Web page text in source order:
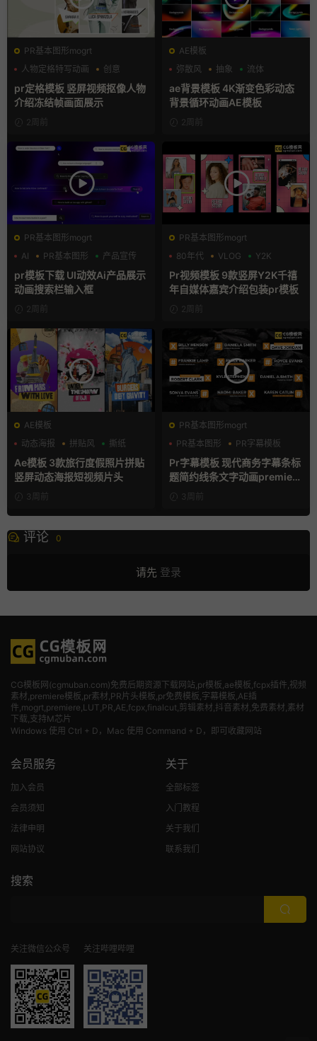
PR基本图形mogrt
人物定格特写动画
创意
动态海报
pr定格模板 竖屏视频抠像人物
介绍冻结帧画面展示
2周前
AE模板
弥散风
抽象 流体
ae背景模板 4K渐变色彩动态
背景循环动画AE模板
2周前
PR基本图形mogrt
AI
PR基本图形 产品宣传
pr模板下载 UI动效Ai产品展示
动画搜索栏输入框
2周前
PR基本图形mogrt
80年代
VLOG Y2K
Pr视频模板 9款竖屏Y2K千禧
年自媒体嘉宾介绍包装pr模板
2周前
AE模板
动态海报
拼贴风 撕纸
Ae模板 3款旅行度假照片拼贴
竖屏动态海报短视频片头
3周前
PR基本图形mogrt
PR基本图形
PR字幕模板
商务模板
Pr字幕模板 现代商务字幕条标
题简约线条文字动画premiere
模板3周前
评论 0
请先 登录
CG模板网(cgmuban.com)免费后期资源下载网站,pr模板,ae模板,fcpx插件,视频
素材 ,premiere模板,pr素材,PR片头模板,pr免费模板,字幕模板,AE插
件,mogrt,premiere,LUT,PR,AE,fcpx,finalcut,剪辑素材,抖音素材,免费素材,素材
下载,支持M芯片
Windows 使用 Ctrl + D，Mac 使用 Command + D，即可收藏网站
会员服务
加入会员
会员须知
法律申明
网站协议
关于
全部标签
入门教程
关于我们
联系我们
搜索
关注微信公众号 关注哔哩哔哩